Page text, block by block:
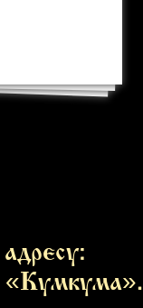
«Кумкума».